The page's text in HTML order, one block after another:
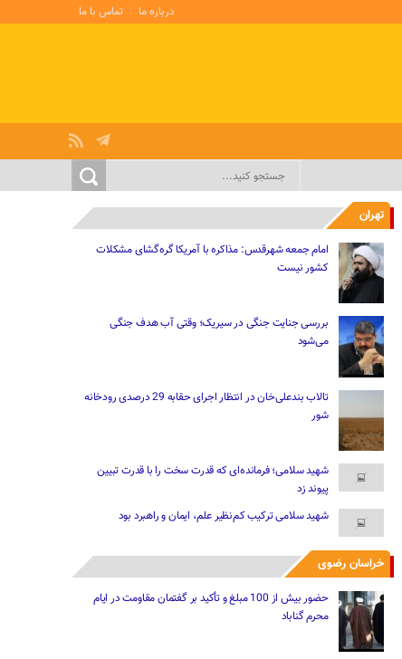
درباره ما تماس با ما
تهران
امام جمعه شهرقدس: مذاکره با آمریکا گره‌گشای مشکلات
کشور نیست
بررسی جنایت جنگی در سیریک؛ وقتی آب هدف جنگی
می‌شود
تالاب بندعلی‌خان در انتظار اجرای حقابه 29 درصدی رودخانه
شور
شهید سلامی؛ فرمانده‌ای که قدرت سخت را با قدرت تبیین
پیوند زد
شهید سلامی ترکیب کم‌نظیر علم، ایمان و راهبرد بود
خراسان رضوی
حضور بیش از 100 مبلغ و تأکید بر گفتمان مقاومت در ایام
محرم گناباد